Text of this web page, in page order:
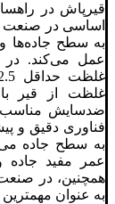
قیرپاش در
اساسی در صنعت
به سطح جاده‌ها
عمل می‌کند. در
غلظت از قیر
ضدسایش
فناوری دقیق و
به سطح جاده
عمر مفید جاده
همچنین، در
به عنوان